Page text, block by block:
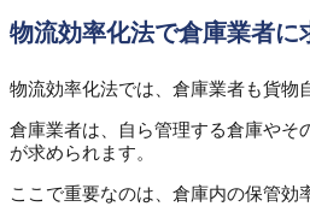
物流効率化法で倉庫業者に
物流効率化法では、倉庫業者も貨物
倉庫業者は、自ら管理する倉庫やそ
が求められます。
ここで重要なのは、倉庫内の保管効